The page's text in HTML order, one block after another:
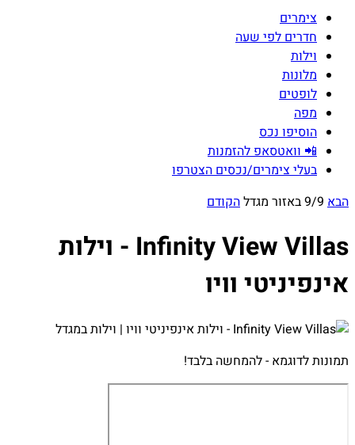
צימרים
חדרים לפי שעה
וילות
מלונות
לופטים
מפה
הוסיפו נכס
📲 וואטסאפ להזמנות
בעלי צימרים/נכסים הצטרפו
הבא 9/9 באזור מגדל הקודם
Infinity View Villas - וילות
אינפיניטי וויו
תמונות לדוגמא - להמחשה בלבד!